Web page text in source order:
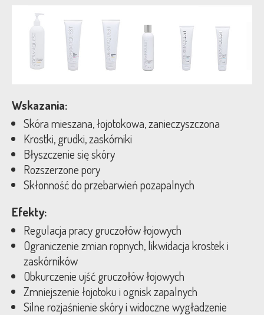
Wskazania:
Skóra mieszana, łojotokowa, zanieczyszczona
Krostki, grudki, zaskórniki
Błyszczenie się skóry
Rozszerzone pory
Skłonność do przebarwień pozapalnych
Efekty:
Regulacja pracy gruczołów łojowych
Ograniczenie zmian ropnych, likwidacja krostek i
zaskórników
Obkurczenie ujść gruczołów łojowych
Zmniejszenie łojotoku i ognisk zapalnych
Silne rozjaśnienie skóry i widoczne wygładzenie